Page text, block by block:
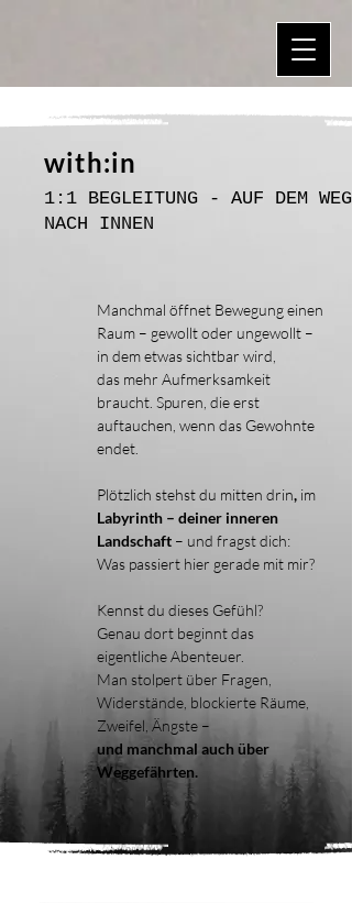
with:in
1:1 BEGLEITUNG - AUF DEM WEG
NACH INNEN
Manchmal öffnet Bewegung einen
Raum – gewollt oder ungewollt –
in dem etwas sichtbar wird,
das mehr Aufmerksamkeit
braucht. Spuren, die erst
auftauchen, wenn das Gewohnte
endet.
Plötzlich stehst du mitten drin, im
Labyrinth – deiner inneren
Landschaft – und fragst dich:
Was passiert hier gerade mit mir?
Kennst du dieses Gefühl?
Genau dort beginnt das
eigentliche Abenteuer.
Man stolpert über Fragen,
Widerstände, blockierte Räume,
Zweifel, Ängste –
und manchmal auch über
Weggefährten.